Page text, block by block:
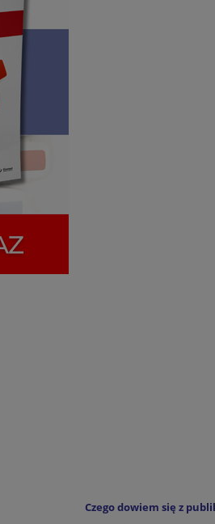
Czego dowiem się z